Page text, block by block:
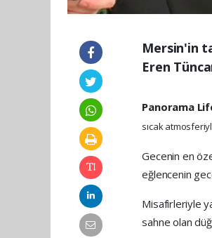
Mersin'in
Eren
Panorama
sıcak
Gecenin en
eğlencenin
Misafirleriyle
sahne olan